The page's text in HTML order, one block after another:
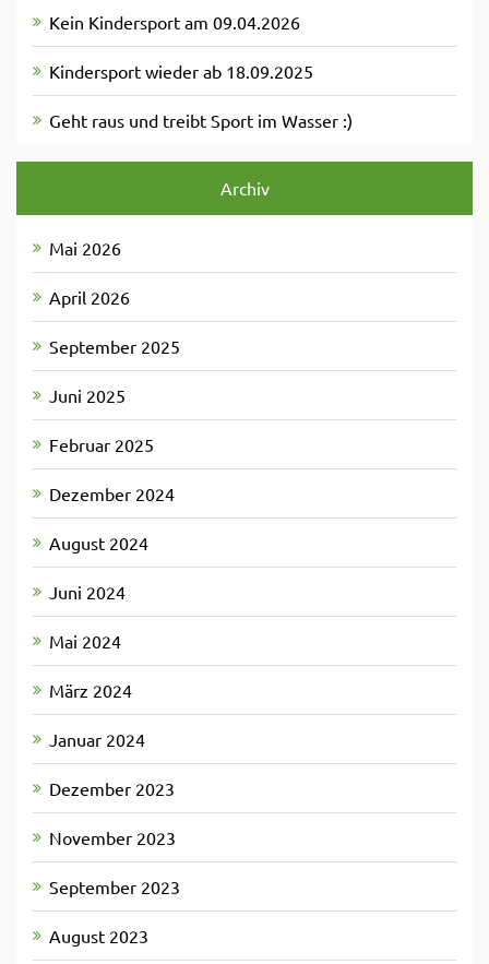
Kein Kindersport am 09.04.2026
Kindersport wieder ab 18.09.2025
Geht raus und treibt Sport im Wasser :)
Archiv
Mai 2026
April 2026
September 2025
Juni 2025
Februar 2025
Dezember 2024
August 2024
Juni 2024
Mai 2024
März 2024
Januar 2024
Dezember 2023
November 2023
September 2023
August 2023